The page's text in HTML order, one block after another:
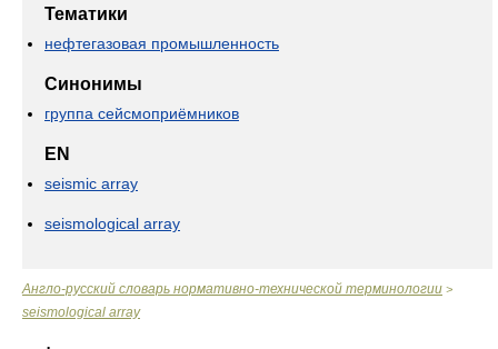
Тематики
нефтегазовая промышленность
Синонимы
группа сейсмоприёмников
EN
seismic array
seismological array
Англо-русский словарь нормативно-технической терминологии >
seismological array